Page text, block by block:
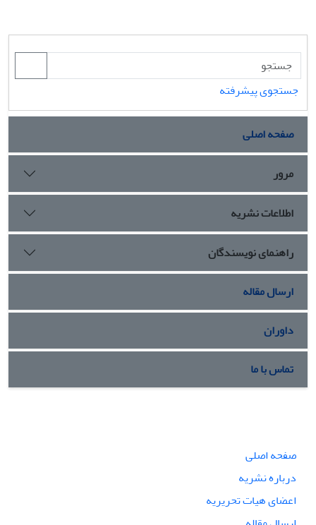
جستجوی پیشرفته
صفحه اصلی
مرور
اطلاعات نشریه
راهنمای نویسندگان
ارسال مقاله
داوران
تماس با ما
صفحه اصلی
درباره نشریه
اعضای هیات تحریریه